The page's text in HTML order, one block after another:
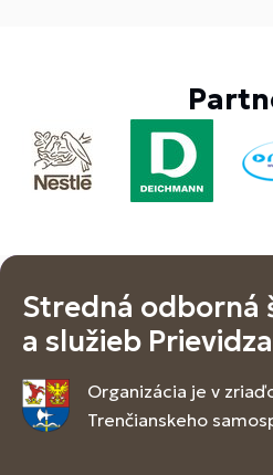
Stredná odborná
a služieb Prievidza
Organizácia je v
Trenčianskeho